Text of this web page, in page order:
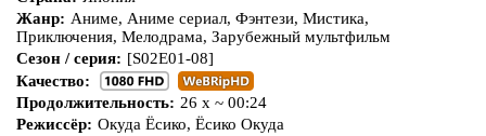
Жанр: Аниме, Аниме сериал, Фэнтези, Мистика,
Приключения, Мелодрама, Зарубежный мультфильм
Сезон / серия: [S02E01-08]
Качество:
Продолжительность: 26 x ~ 00:24
Режиссёр: Окуда Ёсико, Ёсико Окуда